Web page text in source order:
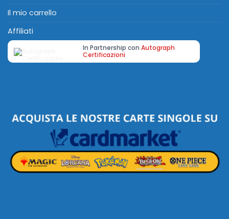
Il mio carrello
Affiliati
In Partnership con Autograph
Certificazioni